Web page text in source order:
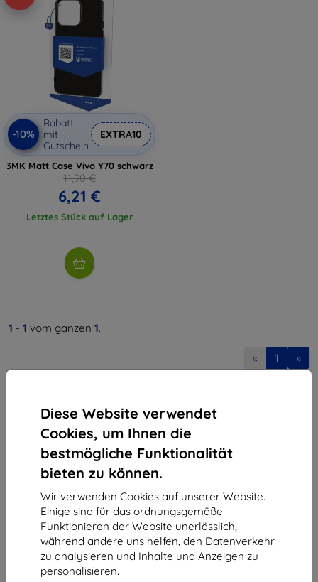
Diese Website verwendet
Cookies, um Ihnen die
bestmögliche Funktionalität
bieten zu können.
Wir verwenden Cookies auf unserer Website.
Einige sind für das ordnungsgemäße
Funktionieren der Website unerlässlich,
während andere uns helfen, den Datenverkehr
zu analysieren und Inhalte und Anzeigen zu
personalisieren.
-10%
Rabatt
mit
Gutschein
EXTRA10
3MK Matt Case Vivo Y70 schwarz
11,90 €
6,21 €
Letztes Stück auf Lager
1 - 1 vom ganzen 1.
« 1 »
Shield-Sk s.r.o.
Ulica Rudolfa Mocka 3750/2A
841 04 Bratislava
Unternehmens-ID:46701494
USt-IdNr.:SK2023549671